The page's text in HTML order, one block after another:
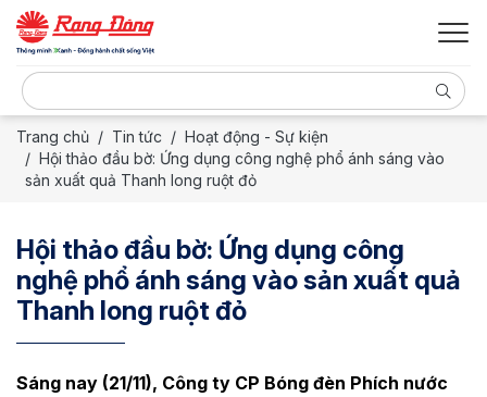
Trang chủ Tin tức
Hoạt động - Sự kiện
Hội thảo đầu bờ: Ứng dụng công nghệ phổ ánh sáng vào
sản xuất quả Thanh long ruột đỏ
Hội thảo đầu bờ: Ứng dụng công
nghệ phổ ánh sáng vào sản xuất quả
Thanh long ruột đỏ
Sáng nay (21/11), Công ty CP Bóng đèn Phích nước